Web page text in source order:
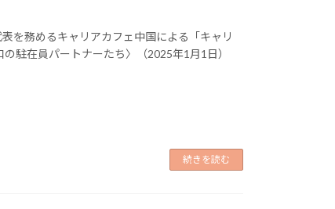
を務めるキャリアカフェ中国による「キャリ
駐在員パートナーたち〉（2025年1月1日）
続きを読む